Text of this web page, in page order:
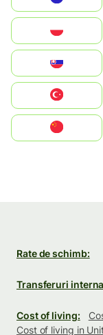
United States
中國香港特別行政區
Rate de schimb:
Transferuri
Cost of living:
Cost of living in